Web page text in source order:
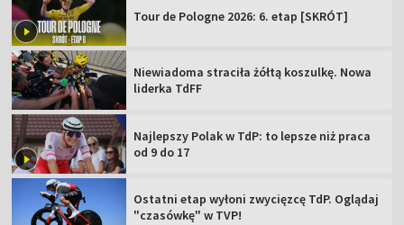
Tour de Pologne 2026: 6. etap [SKRÓT]
Niewiadoma straciła żółtą koszulkę. Nowa
liderka TdFF
Najlepszy Polak w TdP: to lepsze niż praca
od 9 do 17
Ostatni etap wyłoni zwycięzcę TdP. Oglądaj
"czasówkę" w TVP!